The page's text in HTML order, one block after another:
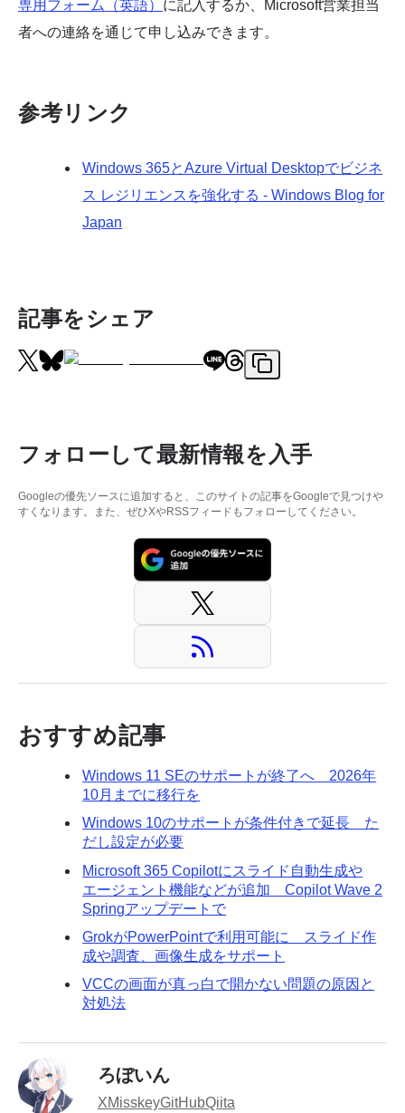
専用フォーム（英語） に記入するか、Microsoft営業担当
者への連絡を通じて申し込みできます。
参考リンク
Windows 365とAzure Virtual Desktopでビジネ
ス レジリエンスを強化する - Windows Blog for
Japan
記事をシェア
フォローして最新情報を入手
Googleの優先ソースに追加すると、このサイトの記事をGoogleで見つけや
すくなります。また、ぜひXやRSSフィードもフォローしてください。
おすすめ記事
Windows 11 SEのサポートが終了へ 2026年
10月までに移行を
Windows 10のサポートが条件付きで延長 た
だし設定が必要
Microsoft 365 Copilotにスライド自動生成や
エージェント機能などが追加 Copilot Wave 2
Springアップデートで
GrokがPowerPointで利用可能に スライド作
成や調査、画像生成をサポート
VCCの画面が真っ白で開かない問題の原因と
対処法
ろぼいん
XMisskeyGitHubQiita